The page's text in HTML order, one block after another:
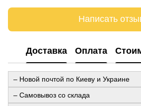
Написать
Доставка Оплата
– Новой почтой по Киеву и Украине
– Самовывоз со склада